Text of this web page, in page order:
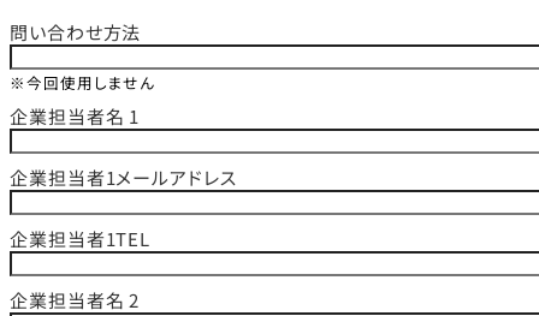
問い合わせ方法
※今回使用しません
企業担当者名 1
企業担当者1メールアドレス
企業担当者1TEL
企業担当者名 2